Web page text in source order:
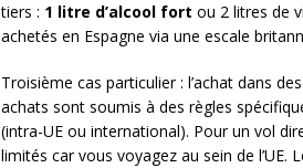
tiers : 1 litre d’alcool fort ou 2 litres de
achetés en Espagne via une escale
Troisième cas particulier : l’achat dans des
achats sont soumis à des règles
(intra-UE ou international). Pour un vol
limités car vous voyagez au sein de